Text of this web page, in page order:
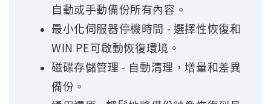
自動或手動備份所有內容。
最小化伺服器停機時間 - 選擇性恢復和
WIN PE可啟動恢復環境。
磁碟存儲管理 - 自動清理，增量和差異
備份。